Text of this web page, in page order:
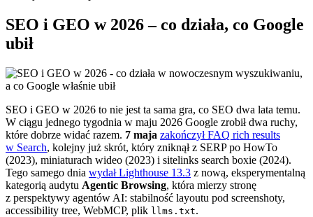
SEO i GEO w 2026 – co działa, co Google
ubił
SEO i GEO w 2026 to nie jest ta sama gra, co SEO dwa lata temu.
W ciągu jednego tygodnia w maju 2026 Google zrobił dwa ruchy,
które dobrze widać razem. 7 maja zakończył FAQ rich results
w Search, kolejny już skrót, który zniknął z SERP po HowTo
(2023), miniaturach wideo (2023) i sitelinks search boxie (2024).
Tego samego dnia wydał Lighthouse 13.3 z nową, eksperymentalną
kategorią audytu Agentic Browsing, która mierzy stronę
z perspektywy agentów AI: stabilność layoutu pod screenshoty,
accessibility tree, WebMCP, plik llms.txt.